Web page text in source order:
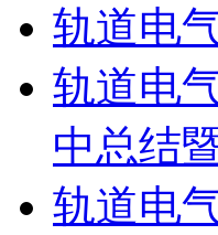
轨道电
轨道电
中总结
轨道电